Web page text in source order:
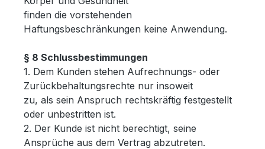
finden die vorstehenden
Haftungsbeschränkungen keine Anwendung.
§ 8 Schlussbestimmungen
1. Dem Kunden stehen Aufrechnungs- oder
Zurückbehaltungsrechte nur insoweit
zu, als sein Anspruch rechtskräftig festgestellt
oder unbestritten ist.
2. Der Kunde ist nicht berechtigt, seine
Ansprüche aus dem Vertrag abzutreten.